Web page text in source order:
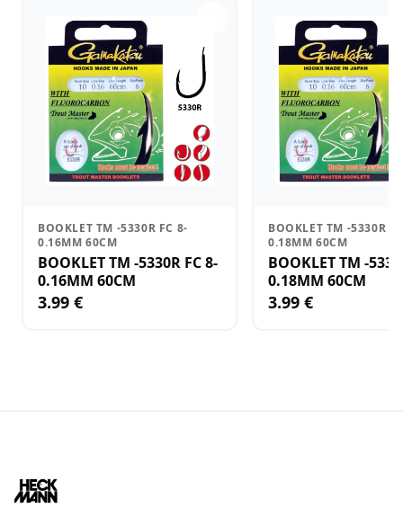
BOOKLET TM -5330R FC 8-
0.16MM 60CM
BOOKLET TM -5330R FC 8-
0.16MM 60CM
3.99 €
BOOKLET TM -5330R
0.18MM 60CM
BOOKLET TM -
0.18MM 60CM
3.99 €